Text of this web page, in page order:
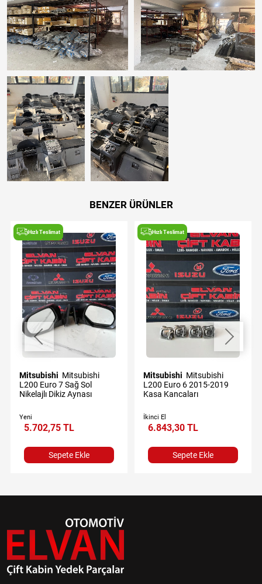
BENZER ÜRÜNLER
Hızlı Teslimat
Mitsubishi
L200 Euro 7 Sağ Sol
Nikelajlı Dikiz Aynası
Yeni
5.702,75 TL
Sepete Ekle
Hızlı Teslimat
Mitsubishi
L200 Euro 6 2015-2019
Kasa Kancaları
İkinci El
6.843,30 TL
Sepete Ekle